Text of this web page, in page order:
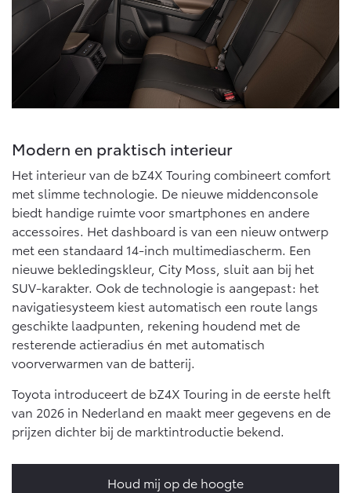
Modern en praktisch interieur
Het interieur van de bZ4X Touring combineert comfort
met slimme technologie. De nieuwe middenconsole
biedt handige ruimte voor smartphones en andere
accessoires. Het dashboard is van een nieuw ontwerp
met een standaard 14-inch multimediascherm. Een
nieuwe bekledingskleur, City Moss, sluit aan bij het
SUV-karakter. Ook de technologie is aangepast: het
navigatiesysteem kiest automatisch een route langs
geschikte laadpunten, rekening houdend met de
resterende actieradius én met automatisch
voorverwarmen van de batterij.
Toyota introduceert de bZ4X Touring in de eerste helft
van 2026 in Nederland en maakt meer gegevens en de
prijzen dichter bij de marktintroductie bekend.
Houd mij op de hoogte